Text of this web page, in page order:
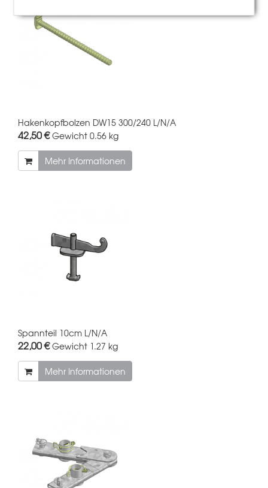
Hakenkopfbolzen DW15 300/240 L/N/A
42,50 €Gewicht 0.56 kg
Mehr Informationen
Spannteil 10cm L/N/A
22,00 €Gewicht 1.27 kg
Mehr Informationen